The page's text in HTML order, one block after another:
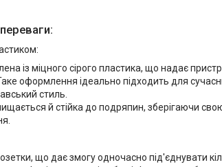
із міцного сірого пластика, що надає
оформлення ідеально підходить для
стиль.
й стійка до подряпин, зберігаючи
що дає змогу одночасно під'єднувати